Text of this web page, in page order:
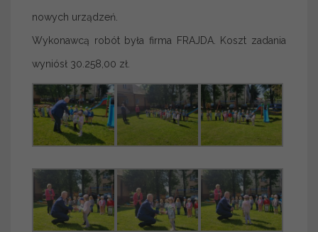
nowych urządzeń.
Wykonawcą robót była firma FRAJDA. Koszt zadania
wyniósł 30.258,00 zł.